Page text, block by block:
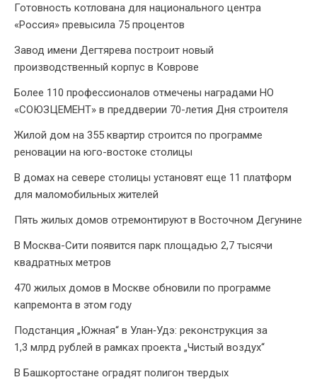
Готовность котлована для национального центра
«Россия» превысила 75 процентов
Завод имени Дегтярева построит новый
производственный корпус в Коврове
Более 110 профессионалов отмечены наградами НО
«СОЮЗЦЕМЕНТ» в преддверии 70-летия Дня строителя
Жилой дом на 355 квартир строится по программе
реновации на юго-востоке столицы
В домах на севере столицы установят еще 11 платформ
для маломобильных жителей
Пять жилых домов отремонтируют в Восточном Дегунине
В Москва-Сити появится парк площадью 2,7 тысячи
квадратных метров
470 жилых домов в Москве обновили по программе
капремонта в этом году
Подстанция „Южная“ в Улан‑Удэ: реконструкция за
1,3 млрд рублей в рамках проекта „Чистый воздух“
В Башкортостане оградят полигон твердых